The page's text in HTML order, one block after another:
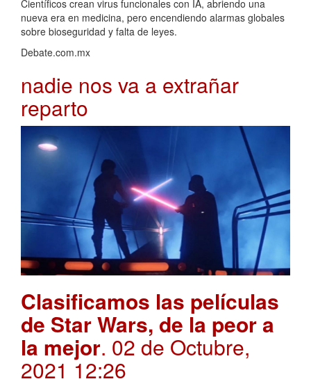
Científicos crean virus funcionales con IA, abriendo una
nueva era en medicina, pero encendiendo alarmas globales
sobre bioseguridad y falta de leyes.
Debate.com.mx
nadie nos va a extrañar
reparto
Clasificamos las películas
de Star Wars, de la peor a
la mejor. 02 de Octubre,
2021 12:26